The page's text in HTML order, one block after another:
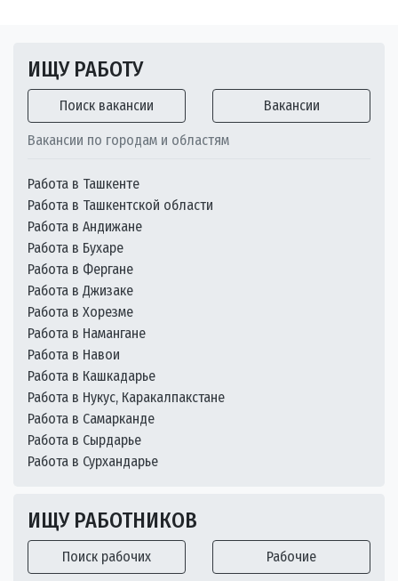
ИЩУ РАБОТУ
Поиск вакансии Вакансии
Вакансии по городам и областям
Работа в Ташкенте
Работа в Ташкентской области
Работа в Андижане
Работа в Бухаре
Работа в Фергане
Работа в Джизаке
Работа в Хорезме
Работа в Намангане
Работа в Навои
Работа в Кашкадарье
Работа в Нукус, Каракалпакстане
Работа в Самарканде
Работа в Сырдарье
Работа в Сурхандарье
ИЩУ РАБОТНИКОВ
Поиск рабочих Рабочие